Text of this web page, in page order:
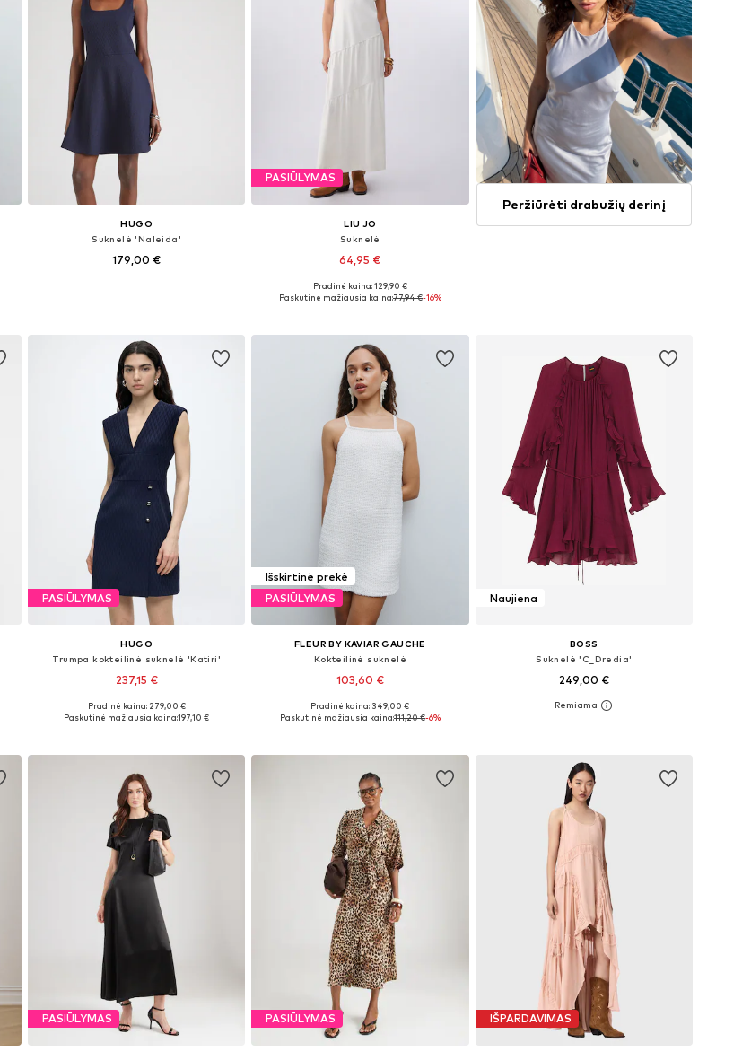
HUGO
Suknelė 'Naleida'
179,00 €
PASIŪLYMAS
LIU JO
Suknelė
64,95 €
Galimi dydžiai: 34, 36, 38, 40, 42
Pradinė kaina: 129,90 €
Paskutinė mažiausia kaina:77,94 €-16%
Peržiūrėti drabužių derinį
PASIŪLYMAS
HUGO
Trumpa kokteilinė suknelė 'Katiri'
237,15 €
Galimi dydžiai: 36, 38, 40, 42
Pradinė kaina: 279,00 €
Paskutinė mažiausia kaina:197,10 €
Išskirtinė prekė
PASIŪLYMAS
FLEUR BY KAVIAR GAUCHE
Kokteilinė suknelė
103,60 €
Galimi dydžiai: 34, 36, 38, 40, 42
Pradinė kaina: 349,00 €
Paskutinė mažiausia kaina:111,20 €-6%
Naujiena
BOSS
Suknelė 'C_Dredia'
249,00 €
Galimi dydžiai: 34, 36, 38, 40, 42, 44
PASIŪLYMAS PASIŪLYMAS IŠPARDAVIMAS